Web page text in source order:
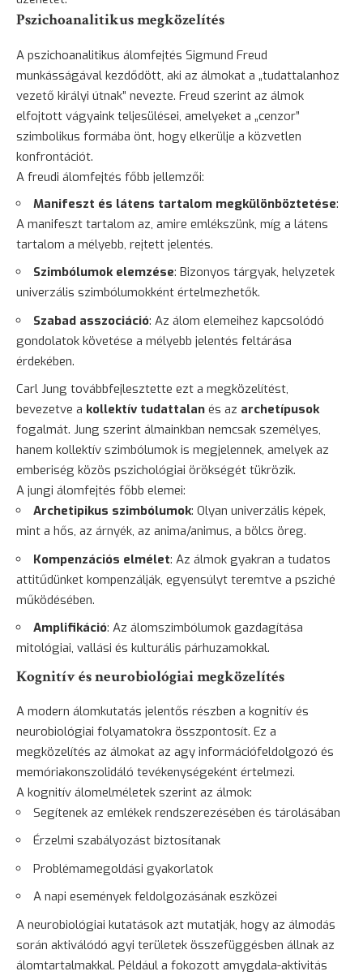
Pszichoanalitikus megközelítés
A pszichoanalitikus álomfejtés Sigmund Freud
munkásságával kezdődött, aki az álmokat a „tudattalanhoz
vezető királyi útnak” nevezte. Freud szerint az álmok
elfojtott vágyaink teljesülései, amelyeket a „cenzor”
szimbolikus formába önt, hogy elkerülje a közvetlen
konfrontációt.
A freudi álomfejtés főbb jellemzői:
Manifeszt és látens tartalom megkülönböztetése:
A manifeszt tartalom az, amire emlékszünk, míg a látens
tartalom a mélyebb, rejtett jelentés.
Szimbólumok elemzése: Bizonyos tárgyak, helyzetek
univerzális szimbólumokként értelmezhetők.
Szabad asszociáció: Az álom elemeihez kapcsolódó
gondolatok követése a mélyebb jelentés feltárása
érdekében.
Carl Jung továbbfejlesztette ezt a megközelítést,
bevezetve a kollektív tudattalan és az archetípusok
fogalmát. Jung szerint álmainkban nemcsak személyes,
hanem kollektív szimbólumok is megjelennek, amelyek az
emberiség közös pszichológiai örökségét tükrözik.
A jungi álomfejtés főbb elemei:
Archetipikus szimbólumok: Olyan univerzális képek,
mint a hős, az árnyék, az anima/animus, a bölcs öreg.
Kompenzációs elmélet: Az álmok gyakran a tudatos
attitűdünket kompenzálják, egyensúlyt teremtve a psziché
működésében.
Amplifikáció: Az álomszimbólumok gazdagítása
mitológiai, vallási és kulturális párhuzamokkal.
Kognitív és neurobiológiai megközelítés
A modern álomkutatás jelentős részben a kognitív és
neurobiológiai folyamatokra összpontosít. Ez a
megközelítés az álmokat az agy információfeldolgozó és
memóriakonszolidáló tevékenységeként értelmezi.
A kognitív álomelméletek szerint az álmok:
Segítenek az emlékek rendszerezésében és tárolásában
Érzelmi szabályozást biztosítanak
Problémamegoldási gyakorlatok
A napi események feldolgozásának eszközei
A neurobiológiai kutatások azt mutatják, hogy az álmodás
során aktiválódó agyi területek összefüggésben állnak az
álomtartalmakkal. Például a fokozott amygdala-aktivitás